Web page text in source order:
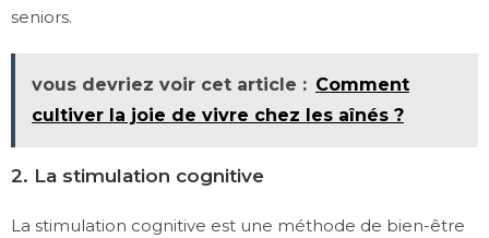
seniors.
vous devriez voir cet article : Comment
cultiver la joie de vivre chez les aînés ?
2. La stimulation cognitive
La stimulation cognitive est une méthode de bien-être